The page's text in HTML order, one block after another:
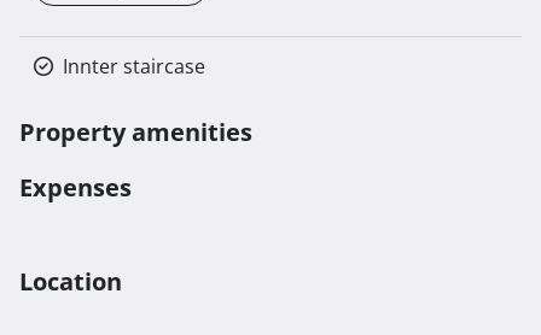
Innter staircase
Property amenities
Expenses
Location